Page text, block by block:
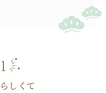
しくて